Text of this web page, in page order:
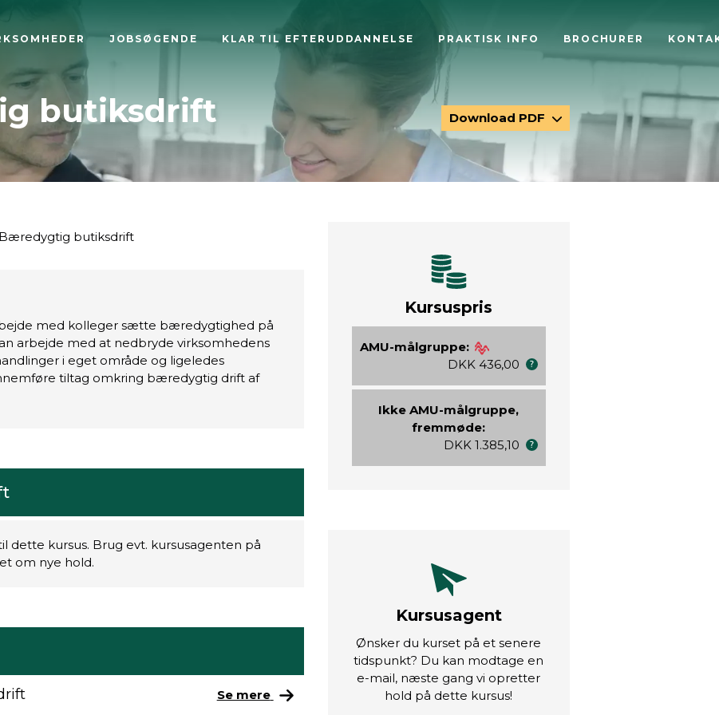
JOBSØGENDE KLAR TIL EFTERUDDANNELSE PRAKTISK INFO BROCHURER
butiksdrift Download PDF
Bæredygtig butiksdrift
med kolleger sætte bæredygtighed på
arbejde med at nedbryde virksomhedens
i eget område og ligeledes
tiltag omkring bæredygtig drift af
dette kursus. Brug evt. kursusagenten på
om nye hold.
Se mere
Kursuspris
AMU-målgruppe:
DKK 436,00
Ikke AMU-målgruppe,
fremmøde:
DKK 1.385,10
Kursusagent
Ønsker du kurset på et senere
tidspunkt? Du kan modtage en
e-mail, næste gang vi opretter
hold på dette kursus!